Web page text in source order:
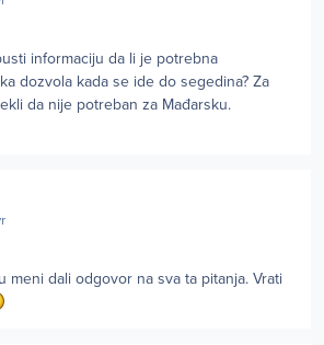
informaciju da li je potrebna
dozvola kada se ide do segedina? Za
da nije potreban za Mađarsku.
meni dali odgovor na sva ta pitanja. Vrati